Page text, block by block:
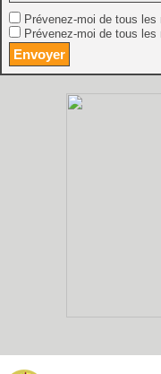
Prévenez-moi de tous
Prévenez-moi de tous